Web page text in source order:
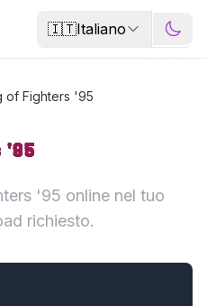
🇮🇹Italiano
of Fighters '95
'95
'95 online nel tuo
richiesto.